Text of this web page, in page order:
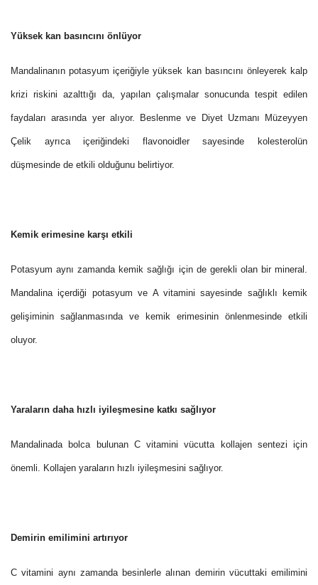
Yüksek kan basıncını önlüyor
Mandalinanın potasyum içeriğiyle yüksek kan basıncını önleyerek kalp
krizi riskini azalttığı da, yapılan çalışmalar sonucunda tespit edilen
faydaları arasında yer alıyor. Beslenme ve Diyet Uzmanı Müzeyyen
Çelik ayrıca içeriğindeki flavonoidler sayesinde kolesterolün
düşmesinde de etkili olduğunu belirtiyor.
Kemik erimesine karşı etkili
Potasyum aynı zamanda kemik sağlığı için de gerekli olan bir mineral.
Mandalina içerdiği potasyum ve A vitamini sayesinde sağlıklı kemik
gelişiminin sağlanmasında ve kemik erimesinin önlenmesinde etkili
oluyor.
Yaraların daha hızlı iyileşmesine katkı sağlıyor
Mandalinada bolca bulunan C vitamini vücutta kollajen sentezi için
önemli. Kollajen yaraların hızlı iyileşmesini sağlıyor.
Demirin emilimini artırıyor
C vitamini aynı zamanda besinlerle alınan demirin vücuttaki emilimini